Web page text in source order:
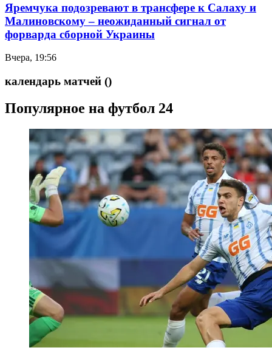
Яремчука подозревают в трансфере к Салаху и
Малиновскому – неожиданный сигнал от
форварда сборной Украины
Вчера, 19:56
календарь матчей ()
Популярное на футбол 24